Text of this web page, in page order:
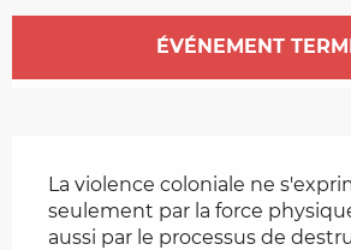
Ouverture et coordonnées
ÉVÉNEMENT
La violence coloniale ne
seulement par la force
aussi par le processus de